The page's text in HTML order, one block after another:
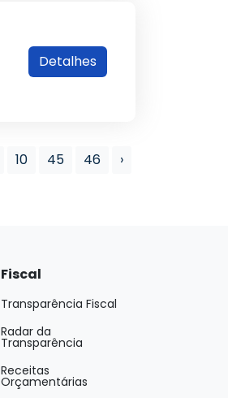
Detalhes
10 45 46 ›
Fiscal
Transparência Fiscal
Radar da
Transparência
Receitas
Orçamentárias